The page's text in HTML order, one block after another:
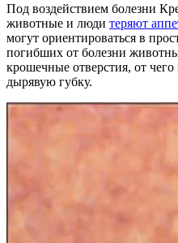
Под воздействием болезни
животные и люди теряют
могут ориентироваться в
погибших от болезни
крошечные отверстия, от
дырявую губку.